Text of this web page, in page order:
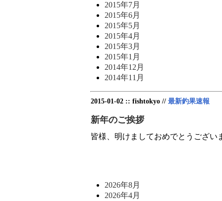
2015年7月
2015年6月
2015年5月
2015年4月
2015年3月
2015年1月
2014年12月
2014年11月
2015-01-02 :: fishtokyo // 最新釣果速報
新年のご挨拶
皆様、明けましておめでとうござ
2026年8月
2026年4月